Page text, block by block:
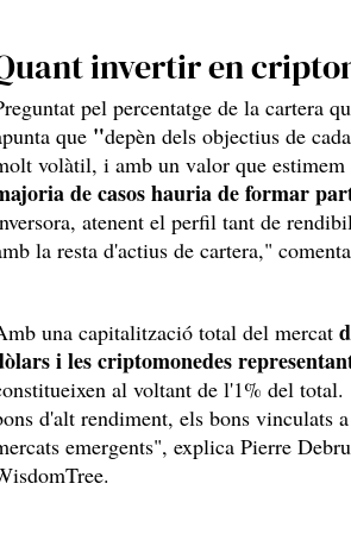
invertir en
pel percentatge de la cartera
que "depèn dels objectius de
volàtil, i amb un valor que
de casos hauria de formar
atenent el perfil tant de
la resta d'actius de cartera,"
una capitalització total del mercat
i les criptomonedes
al voltant de l'1% del
d'alt rendiment, els bons vinculats
emergents", explica Pierre